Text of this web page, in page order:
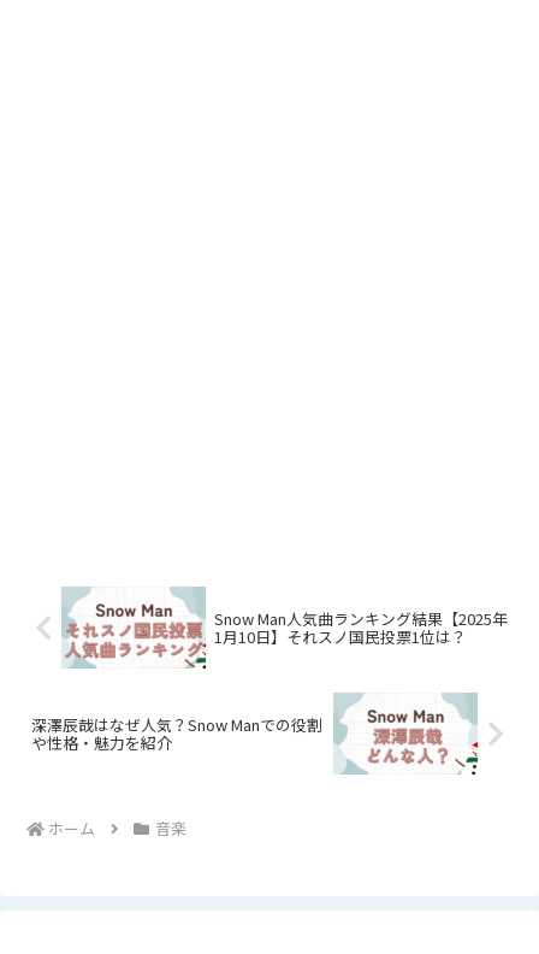
Snow Man人気曲ランキング結果【2025年
1月10日】それスノ国民投票1位は？
深澤辰哉はなぜ人気？Snow Manでの役割
や性格・魅力を紹介
ホーム 音楽